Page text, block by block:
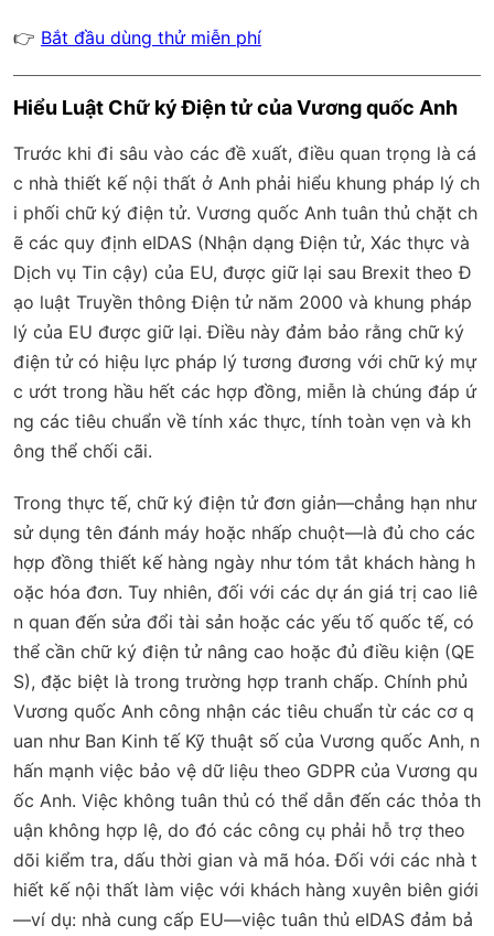
👉 Bắt đầu dùng thử miễn phí
Hiểu Luật Chữ ký Điện tử của Vương quốc Anh
Trước khi đi sâu vào các đề xuất, điều quan trọng là cá
c nhà thiết kế nội thất ở Anh phải hiểu khung pháp lý ch
i phối chữ ký điện tử. Vương quốc Anh tuân thủ chặt ch
ẽ các quy định eIDAS (Nhận dạng Điện tử, Xác thực và
Dịch vụ Tin cậy) của EU, được giữ lại sau Brexit theo Đ
ạo luật Truyền thông Điện tử năm 2000 và khung pháp
lý của EU được giữ lại. Điều này đảm bảo rằng chữ ký
điện tử có hiệu lực pháp lý tương đương với chữ ký mự
c ướt trong hầu hết các hợp đồng, miễn là chúng đáp ứ
ng các tiêu chuẩn về tính xác thực, tính toàn vẹn và kh
ông thể chối cãi.
Trong thực tế, chữ ký điện tử đơn giản—chẳng hạn như
sử dụng tên đánh máy hoặc nhấp chuột—là đủ cho các
hợp đồng thiết kế hàng ngày như tóm tắt khách hàng h
oặc hóa đơn. Tuy nhiên, đối với các dự án giá trị cao liê
n quan đến sửa đổi tài sản hoặc các yếu tố quốc tế, có
thể cần chữ ký điện tử nâng cao hoặc đủ điều kiện (QE
S), đặc biệt là trong trường hợp tranh chấp. Chính phủ
Vương quốc Anh công nhận các tiêu chuẩn từ các cơ q
uan như Ban Kinh tế Kỹ thuật số của Vương quốc Anh, n
hấn mạnh việc bảo vệ dữ liệu theo GDPR của Vương qu
ốc Anh. Việc không tuân thủ có thể dẫn đến các thỏa th
uận không hợp lệ, do đó các công cụ phải hỗ trợ theo
dõi kiểm tra, dấu thời gian và mã hóa. Đối với các nhà t
hiết kế nội thất làm việc với khách hàng xuyên biên giới
—ví dụ: nhà cung cấp EU—việc tuân thủ eIDAS đảm bả